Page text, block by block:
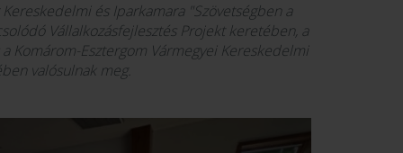
és Iparkamara "Szövetségben a
Vállalkozásfejlesztés Projekt keretében, a
Komárom-Esztergom Vármegyei Kereskedelmi
valósulnak meg.